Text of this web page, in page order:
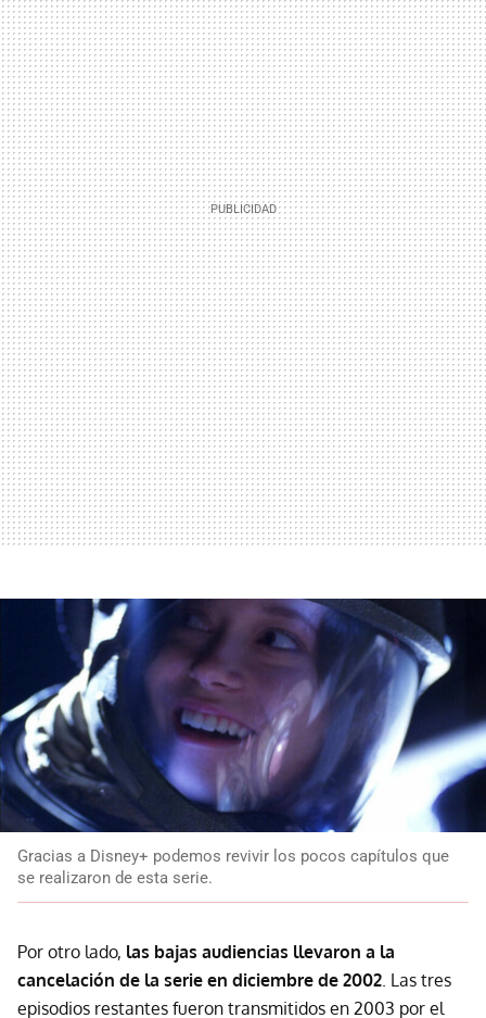
Gracias a Disney+ podemos revivir los pocos capítulos que
se realizaron de esta serie.
Por otro lado, las bajas audiencias llevaron a la
cancelación de la serie en diciembre de 2002. Las tres
episodios restantes fueron transmitidos en 2003 por el